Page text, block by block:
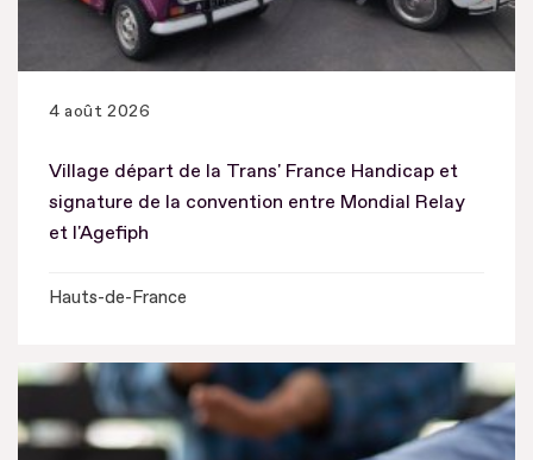
4 août 2026
Village départ de la Trans' France Handicap et
signature de la convention entre Mondial Relay
et l'Agefiph
Hauts-de-France